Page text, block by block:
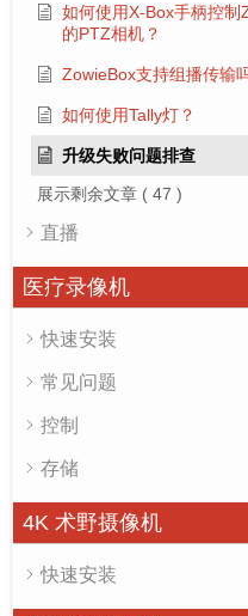
如何使用X-Box手柄控制
的PTZ相机？
ZowieBox支持组播传输
如何使用Tally灯？
升级失败问题排查
展示剩余文章 ( 47 )
直播
医疗录像机
快速安装
常见问题
控制
存储
4K 术野摄像机
快速安装